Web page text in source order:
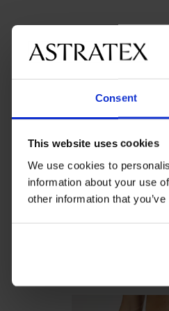
Consent
This website uses cookies
We use cookies to
information about your use
other information that